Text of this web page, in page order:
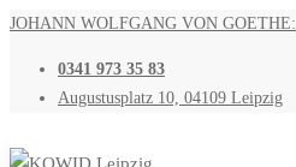
JOHANN WOLFGANG VON GOETHE:
0341 973 35 83
Augustusplatz 10, 04109 Leipzig